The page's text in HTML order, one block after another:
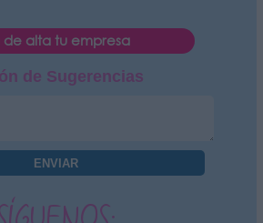
de alta tu empresa
de Sugerencias